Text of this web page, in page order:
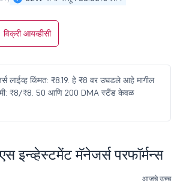
विक्री आयव्हीसी
लाईव्ह किंमत: ₹8.19. हे ₹8 वर उघडले आहे मागील
₹8/₹8. 50 आणि 200 DMA स्टँड केवळ
मॅनेजर्स परफॉर्मन्स
आजचे उच्च